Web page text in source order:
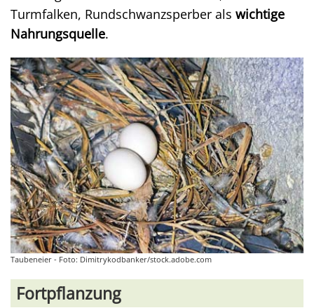
Turmfalken, Rundschwanzsperber als wichtige
Nahrungsquelle.
Taubeneier - Foto: Dimitrykodbanker/stock.adobe.com
Fortpflanzung